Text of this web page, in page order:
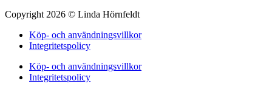
Copyright 2026 © Linda Hörnfeldt
Köp- och användningsvillkor
Integritetspolicy
Köp- och användningsvillkor
Integritetspolicy